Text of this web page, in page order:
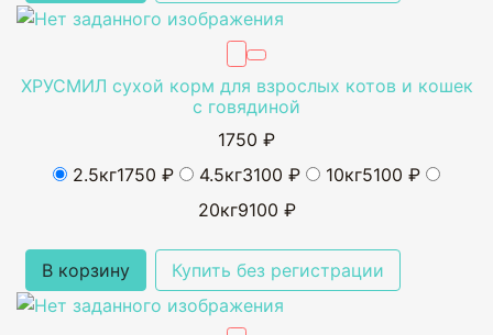
ХРУСМИЛ сухой корм для взрослых котов и кошек
с говядиной
1750 ₽
2.5кг1750 ₽ 4.5кг3100 ₽ 10кг5100 ₽
20кг9100 ₽
В корзину Купить без регистрации